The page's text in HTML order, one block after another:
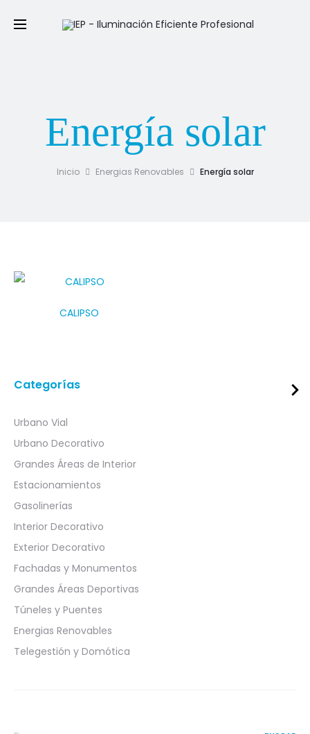
Energía solar
Inicio Energias Renovables Energía solar
CALIPSO
Categorías
Urbano Vial
Urbano Decorativo
Grandes Áreas de Interior
Estacionamientos
Gasolinerías
Interior Decorativo
Exterior Decorativo
Fachadas y Monumentos
Grandes Áreas Deportivas
Túneles y Puentes
Energias Renovables
Telegestión y Domótica